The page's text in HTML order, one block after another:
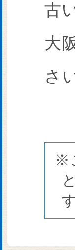
古
大
さ
※